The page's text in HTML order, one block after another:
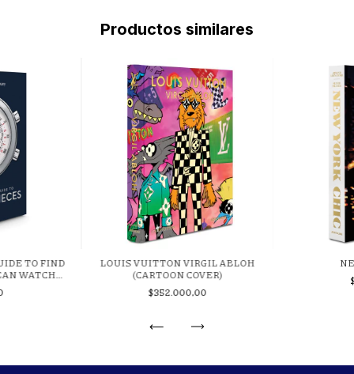
Productos similares
TO FIND
WATCH
LOUIS VUITTON VIRGIL ABLOH
(CARTOON COVER)
$352.000,00